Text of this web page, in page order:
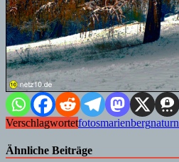
Verschlagwortetfotosmarienbergnatur
Ähnliche Beiträge